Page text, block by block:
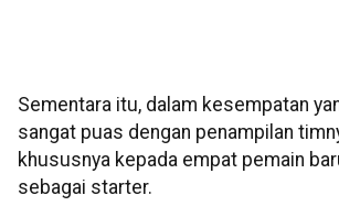
Sementara itu, dalam kesempatan
sangat puas dengan penampilan
khususnya kepada empat pemain
sebagai starter.